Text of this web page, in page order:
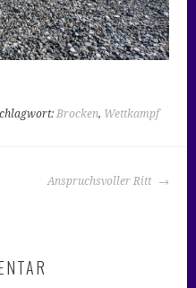
Brocken, Wettkampf
Anspruchsvoller Ritt